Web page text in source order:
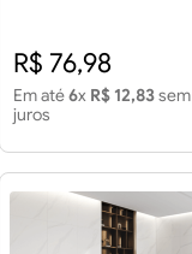
R$ 76,98
Em até6x R$ 12,83sem
juros